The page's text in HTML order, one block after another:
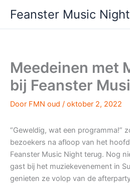
naar
de
Feanster Music Night
Meedeinen met
bij Feanster
Door FMN oud / oktober 2, 2022
“Geweldig, wat een programma!”
bezoekers na afloop van het
Feanster Music Night terug. Nog
gast bij het muziekevenement in
genieten ze volop van de